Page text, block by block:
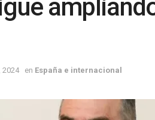
2024 en España e internacional